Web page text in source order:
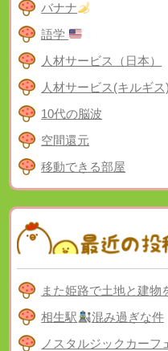
バナナ
語学
人材サービス（日本）
人材サービス(キルギス)
10代の脳波
空間還元
移動できる部屋
また姫路で土地と建物
相生駅
混み過ぎな件
ノスタルジックカー